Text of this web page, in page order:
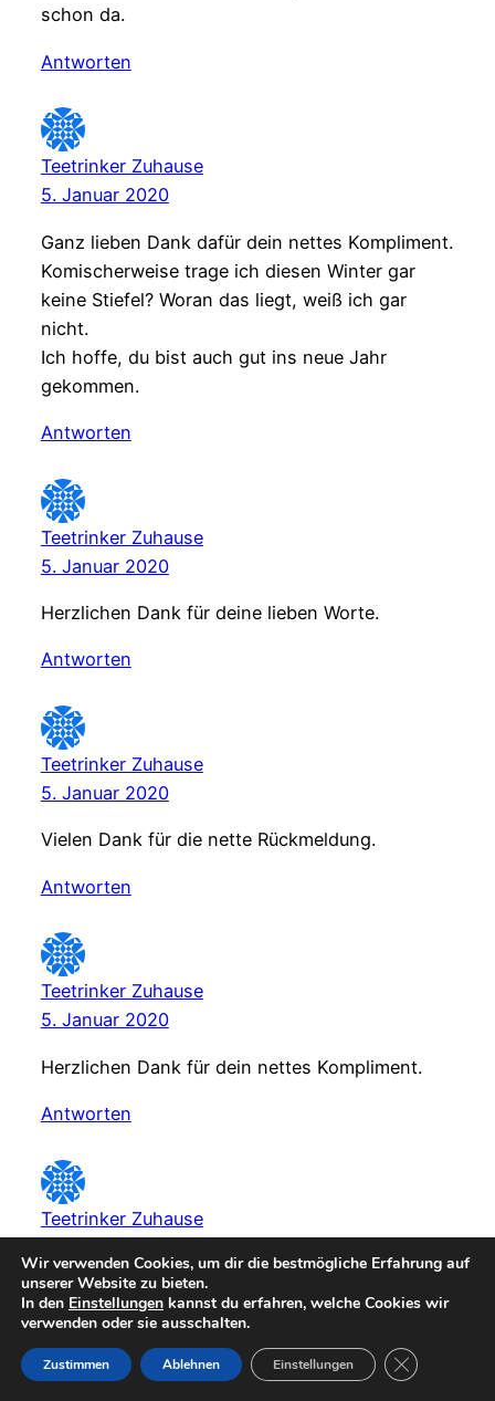
schon da.
Antworten
Teetrinker Zuhause
5. Januar 2020
Ganz lieben Dank dafür dein nettes Kompliment.
Komischerweise trage ich diesen Winter gar
keine Stiefel? Woran das liegt, weiß ich gar
nicht.
Ich hoffe, du bist auch gut ins neue Jahr
gekommen.
Antworten
Teetrinker Zuhause
5. Januar 2020
Herzlichen Dank für deine lieben Worte.
Antworten
Teetrinker Zuhause
5. Januar 2020
Vielen Dank für die nette Rückmeldung.
Antworten
Teetrinker Zuhause
5. Januar 2020
Herzlichen Dank für dein nettes Kompliment.
Antworten
Teetrinker Zuhause
Ganz lieben Dank dafür dein nettes Kompliment.
Ja, es war alles sehr schön und entspannt.
Antworten
Wir verwenden Cookies, um dir die bestmögliche Erfahrung auf
unserer Website zu bieten.
In den Einstellungen kannst du erfahren, welche Cookies wir
verwenden oder sie ausschalten.
Zustimmen Ablehnen Einstellungen GDPR